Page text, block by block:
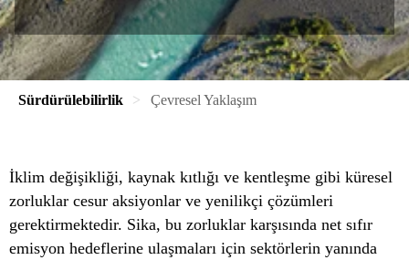
Sürdürülebilirlik Çevresel Yaklaşım
İklim değişikliği, kaynak kıtlığı ve kentleşme gibi küresel
zorluklar cesur aksiyonlar ve yenilikçi çözümleri
gerektirmektedir. Sika, bu zorluklar karşısında net sıfır
emisyon hedeflerine ulaşmaları için sektörlerin yanında